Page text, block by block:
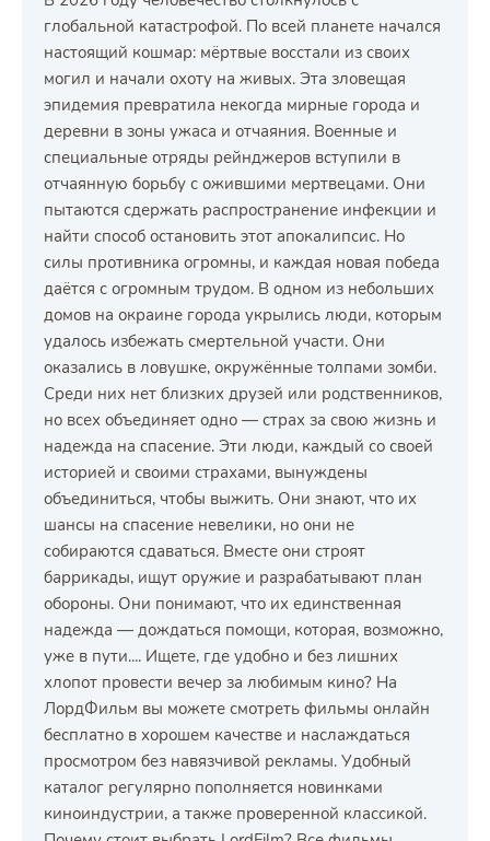
глобальной катастрофой. По всей планете начался
настоящий кошмар: мёртвые восстали из своих
могил и начали охоту на живых. Эта зловещая
эпидемия превратила некогда мирные города и
деревни в зоны ужаса и отчаяния. Военные и
специальные отряды рейнджеров вступили в
отчаянную борьбу с ожившими мертвецами. Они
пытаются сдержать распространение инфекции и
найти способ остановить этот апокалипсис. Но
силы противника огромны, и каждая новая победа
даётся с огромным трудом. В одном из небольших
домов на окраине города укрылись люди, которым
удалось избежать смертельной участи. Они
оказались в ловушке, окружённые толпами зомби.
Среди них нет близких друзей или родственников,
но всех объединяет одно — страх за свою жизнь и
надежда на спасение. Эти люди, каждый со своей
историей и своими страхами, вынуждены
объединиться, чтобы выжить. Они знают, что их
шансы на спасение невелики, но они не
собираются сдаваться. Вместе они строят
баррикады, ищут оружие и разрабатывают план
обороны. Они понимают, что их единственная
надежда — дождаться помощи, которая, возможно,
уже в пути.... Ищете, где удобно и без лишних
хлопот провести вечер за любимым кино? На
ЛордФильм вы можете смотреть фильмы онлайн
бесплатно в хорошем качестве и наслаждаться
просмотром без навязчивой рекламы. Удобный
каталог регулярно пополняется новинками
киноиндустрии, а также проверенной классикой.